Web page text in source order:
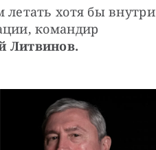
хотя бы внутри
командир
Литвинов.